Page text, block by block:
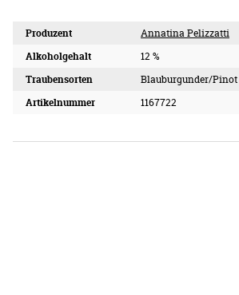
Produzent
Annatina Pelizzatti
Alkoholgehalt
12 %
Traubensorten
Blauburgunder/
Artikelnummer
1167722